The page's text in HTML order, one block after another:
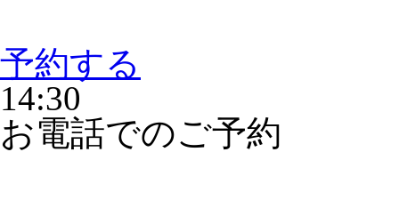
予約する
14:30
お電話でのご予約